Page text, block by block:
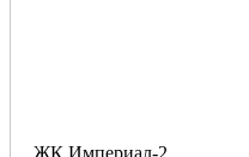
ЖК Империал-2